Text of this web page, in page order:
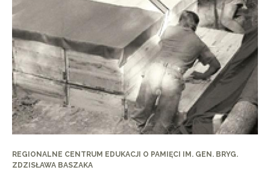
REGIONALNE CENTRUM EDUKACJI O PAMIĘCI IM. GEN. BRYG.
ZDZISŁAWA BASZAKA